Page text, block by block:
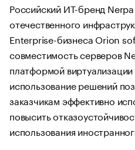
Российский ИТ-бренд
отечественного
Enterprise-бизнеса Orion
совместимость серверов
платформой
использование решений
заказчикам эффективно
повысить
использования